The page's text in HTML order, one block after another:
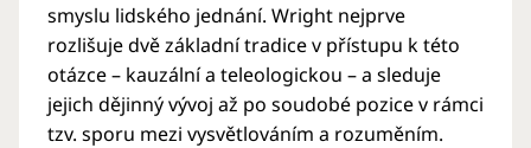
smyslu lidského jednání. Wright nejprve
rozlišuje dvě základní tradice v přístupu k této
otázce – kauzální a teleologickou – a sleduje
jejich dějinný vývoj až po soudobé pozice v rámci
tzv. sporu mezi vysvětlováním a rozuměním.